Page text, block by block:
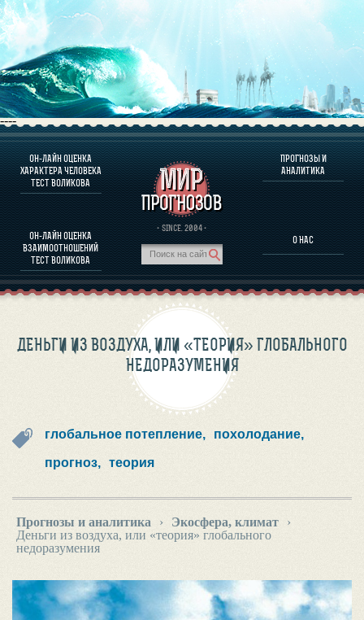
----
ОН-ЛАЙН ОЦЕНКА
ХАРАКТЕРА ЧЕЛОВЕКА
ТЕСТ ВОЛИКОВА
ОН-ЛАЙН ОЦЕНКА
ВЗАИМООТНОШЕНИЙ
ТЕСТ ВОЛИКОВА
· SINCE. 2004 ·
ПРОГНОЗЫ И
АНАЛИТИКА
О НАС
О ПРОГРАММЕ
ОЦЕНКА ХАРАКТЕРA ЧЕЛОВЕКА
ОЦЕНКА ХАРАКТЕРА ВЫДАЮЩИХСЯ ЛИЧНОСТЕЙ
О ПРОГРАММЕ
ПРОГНОЗЫ И АНАЛИТИКА
ДЕНЬГИ ИЗ ВОЗДУХА, ИЛИ «ТЕОРИЯ» ГЛОБАЛЬНОГО
НЕДОРАЗУМЕНИЯ
глобальное потепление, похолодание,
прогноз, теория
Прогнозы и аналитика › Экосфера, климат
›
Деньги из воздуха, или «теория» глобального
недоразумения